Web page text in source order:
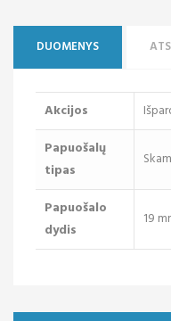
DUOMENYS
Akcijos
Papuošalų
tipas
Papuošalo
dydis
19